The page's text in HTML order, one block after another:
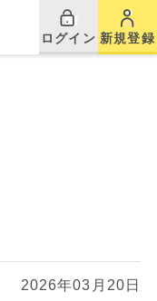
ログイン 新規登録
2026年03月20日